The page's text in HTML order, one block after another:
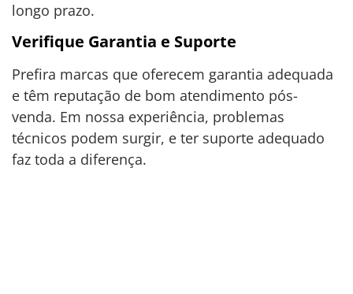
longo prazo.
Verifique Garantia e Suporte
Prefira marcas que oferecem garantia adequada
e têm reputação de bom atendimento pós-
venda. Em nossa experiência, problemas
técnicos podem surgir, e ter suporte adequado
faz toda a diferença.